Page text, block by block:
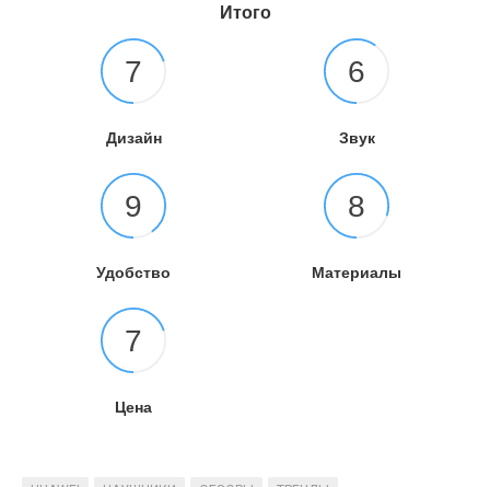
Итого
7
Дизайн
6
Звук
9
Удобство
8
Материалы
7
Цена